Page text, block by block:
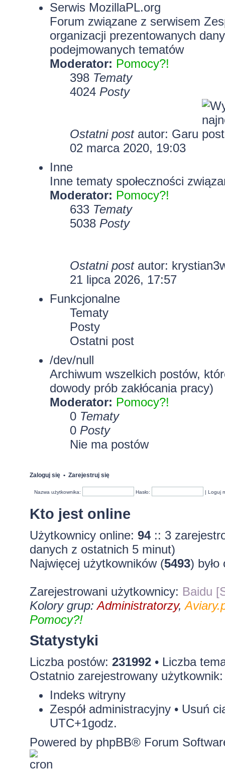
Serwis MozillaPL.org
Forum związane z serwisem
organizacji prezentowanych
podejmowanych tematów
Moderator: Pomocy?!
398 Tematy
4024 Posty
Ostatni postautor: Garu
02 marca 2020, 19:03
Inne
Inne tematy społeczności
Moderator: Pomocy?!
633 Tematy
5038 Posty
Ostatni postautor:
21 lipca 2026, 17:57
Funkcjonalne
Tematy
Posty
Ostatni post
/dev/null
Archiwum wszelkich postów,
dowody prób zakłócania pracy)
Moderator: Pomocy?!
0 Tematy
0 Posty
Nie ma postów
Zaloguj się• Zarejestruj się
Nazwa użytkownika: Hasło: |Loguj
Kto jest online
Użytkownicy online: 94:: 3
danych z ostatnich 5 minut)
Najwięcej użytkowników (5493)
Zarejestrowani użytkownicy: Baidu
Kolory grup:Administratorzy,
Pomocy?!
Statystyki
Liczba postów: 231992• Liczba
Ostatnio zarejestrowany
Indeks witryny
Zespół administracyjny• Usuń
UTC+1godz.
Powered by phpBB® Forum